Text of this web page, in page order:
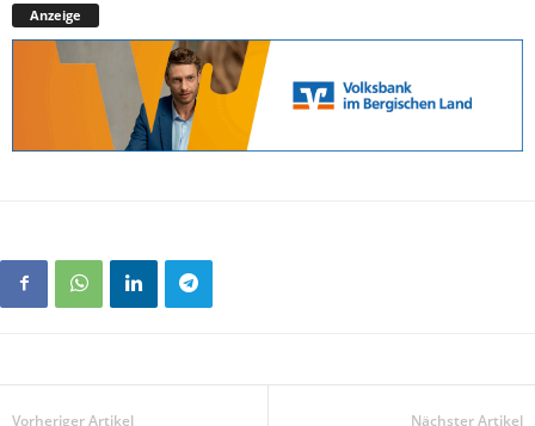
Anzeige
Vorheriger Artikel Nächster Artikel